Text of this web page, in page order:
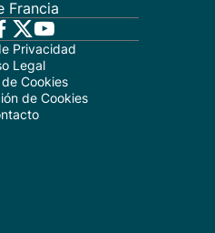
Francia
Privacidad
Legal
Cookies
de Cookies